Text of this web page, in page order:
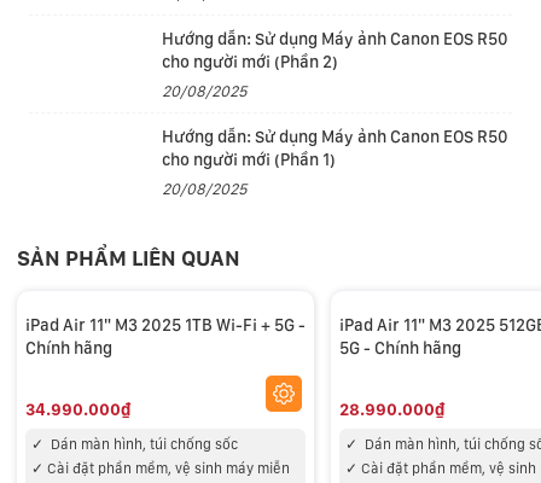
Phiên bản 11 inch cực kỳ gọn nhẹ và cung cấp nhiều
không gian hơn nữa để làm việc, sáng tạo, học tập và
giải trí. Dễ dàng đa nhiệm và làm việc liền mạch trên
nhiều ứng dụng cùng một lúc. Ghi chú và cộng tác ngay
lập tức với nhóm của bạn trong các ứng dụng như
Màn hình 11 inch độ phân giải màn hình
Lớp phủ màn hình chống phản chiếu và True Tone giữ
cho văn bản luôn sắc nét dưới mọi điều kiện ánh sáng.
Với độ sáng cao và dải màu rộng P3, hình ảnh trông thật
lộng lẫy. Ngoạn mục về mặt kỹ thuật.
Hướng dẫn: Sử dụng Máy ảnh Canon EOS R50
cho người mới (Phần 2)
20/08/2025
Hướng dẫn: Sử dụng Máy ảnh Canon EOS R50
cho người mới (Phần 1)
20/08/2025
SẢN PHẨM LIÊN QUAN
iPad Air 11" M3 2025 1TB Wi-Fi + 5G -
Chính hãng
34.990.000₫
✓ Dán màn hình, túi chống sốc
✓ Cài đặt phần mềm, vệ sinh máy miễn
iPad Air 11" M3 2025
5G - Chính hãng
28.990.000₫
✓ Dán màn hình, túi chống
✓Cài đặt phần mềm, vệ sinh